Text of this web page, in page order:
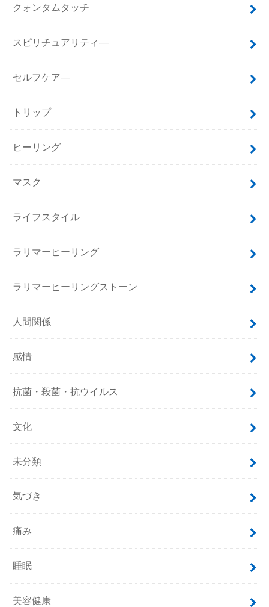
クォンタムタッチ
スピリチュアリティ―
セルフケア―
トリップ
ヒーリング
マスク
ライフスタイル
ラリマーヒーリング
ラリマーヒーリングストーン
人間関係
感情
抗菌・殺菌・抗ウイルス
文化
未分類
気づき
痛み
睡眠
美容健康